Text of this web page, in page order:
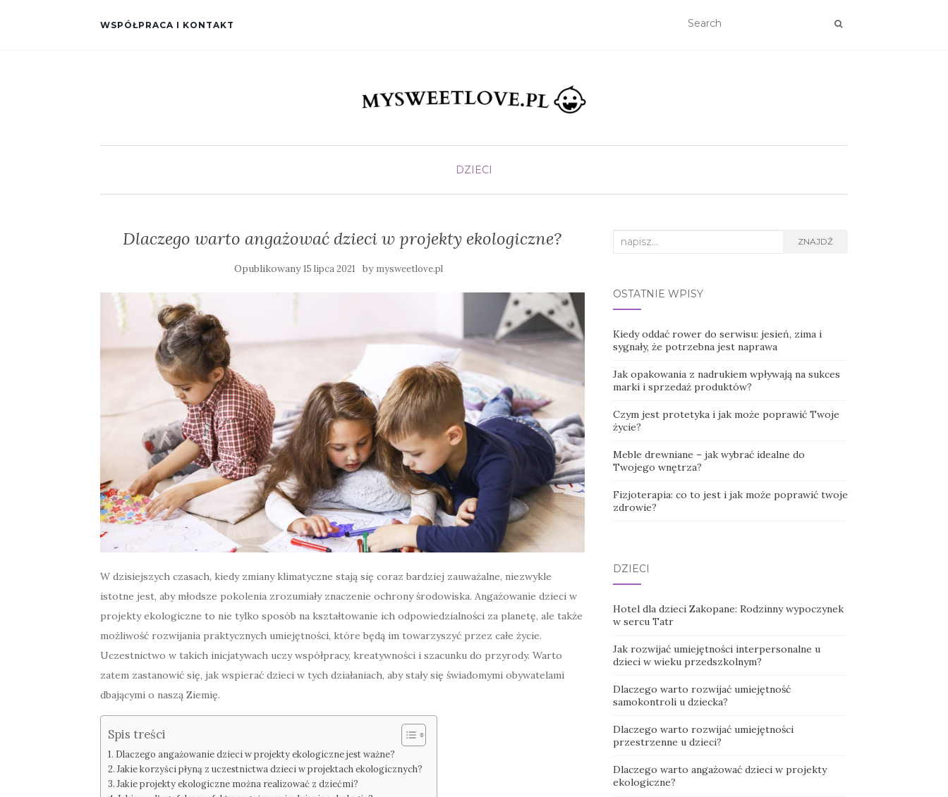
WSPÓŁPRACA I KONTAKT
DZIECI
Dlaczego warto angażować dzieci w projekty ekologiczne?
Opublikowany15 lipca 2021 by mysweetlove.pl
W dzisiejszych czasach, kiedy zmiany klimatyczne stają się coraz bardziej zauważalne, niezwykle
istotne jest, aby młodsze pokolenia zrozumiały znaczenie ochrony środowiska. Angażowanie dzieci w
projekty ekologiczne to nie tylko sposób na kształtowanie ich odpowiedzialności za planetę, ale także
możliwość rozwijania praktycznych umiejętności, które będą im towarzyszyć przez całe życie.
Uczestnictwo w takich inicjatywach uczy współpracy, kreatywności i szacunku do przyrody. Warto
zatem zastanowić się, jak wspierać dzieci w tych działaniach, aby stały się świadomymi obywatelami
dbającymi o naszą Ziemię.
Spis treści
Dlaczego angażowanie dzieci w projekty ekologiczne jest ważne?
Jakie korzyści płyną z uczestnictwa dzieci w projektach ekologicznych?
Jakie projekty ekologiczne można realizować z dziećmi?
Search
ZNAJDŹ
OSTATNIE WPISY
Kiedy oddać rower do serwisu: jesień, zima i
sygnały, że potrzebna jest naprawa
Jak opakowania z nadrukiem wpływają na sukces
marki i sprzedaż produktów?
Czym jest protetyka i jak może poprawić Twoje
życie?
Meble drewniane – jak wybrać idealne do
Twojego wnętrza?
Fizjoterapia: co to jest i jak może poprawić twoje
zdrowie?
DZIECI
Hotel dla dzieci Zakopane: Rodzinny wypoczynek
w sercu Tatr
Jak rozwijać umiejętności interpersonalne u
dzieci w wieku przedszkolnym?
Dlaczego warto rozwijać umiejętność
samokontroli u dziecka?
Dlaczego warto rozwijać umiejętności
przestrzenne u dzieci?
Dlaczego warto angażować dzieci w projekty
ekologiczne?